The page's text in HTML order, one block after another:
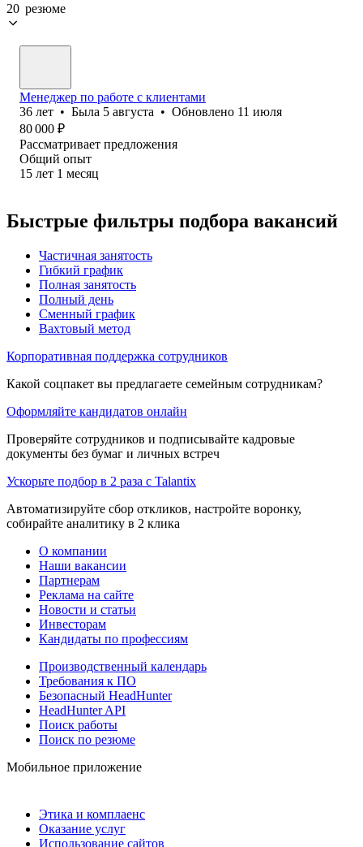
20 резюме
Менеджер по работе с клиентами
36 лет • Была 5 августа • Обновлено 11 июля
80 000 ₽
Рассматривает предложения
Общий опыт
15 лет 1 месяц
Быстрые фильтры подбора вакансий
Частичная занятость
Гибкий график
Полная занятость
Полный день
Сменный график
Вахтовый метод
Корпоративная поддержка сотрудников
Какой соцпакет вы предлагаете семейным сотрудникам?
Оформляйте кандидатов онлайн
Проверяйте сотрудников и подписывайте кадровые
документы без бумаг и личных встреч
Ускорьте подбор в 2 раза с Talantix
Автоматизируйте сбор откликов, настройте воронку,
собирайте аналитику в 2 клика
О компании
Наши вакансии
Партнерам
Реклама на сайте
Новости и статьи
Инвесторам
Кандидаты по профессиям
Производственный календарь
Требования к ПО
Безопасный HeadHunter
HeadHunter API
Поиск работы
Поиск по резюме
Мобильное приложение
Этика и комплаенс
Оказание услуг
Использование сайтов